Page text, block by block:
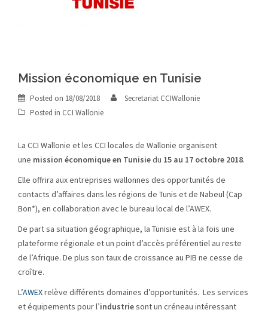
Mission économique en Tunisie
Posted on 18/08/2018
Secretariat CCIWallonie
Posted in CCI Wallonie
La CCI Wallonie et les CCI locales de Wallonie organisent
une mission économique en Tunisiedu 15 au 17 octobre 2018.
Elle offrira aux entreprises wallonnes des opportunités de
contacts d’affaires dans les régions de Tunis et de Nabeul (Cap
Bon*), en collaboration avec le bureau local de l’AWEX.
De part sa situation géographique, la Tunisie est à la fois une
plateforme régionale et un point d’accès préférentiel au reste
de l’Afrique. De plus son taux de croissance au PIB ne cesse de
croître.
L’AWEXrelève différents domaines d’opportunités. Les services
et équipements pour l’industriesont un créneau intéressant